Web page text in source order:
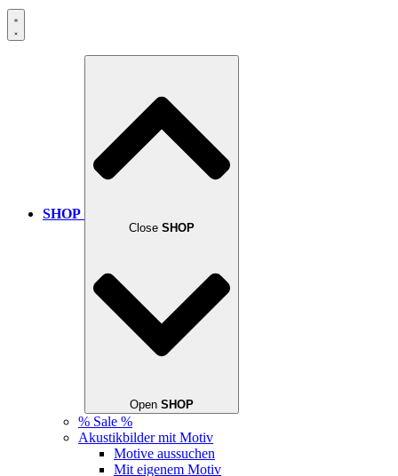
SHOP
Close SHOP
Open SHOP
% Sale %
Akustikbilder mit Motiv
Motive aussuchen
Mit eigenem Motiv